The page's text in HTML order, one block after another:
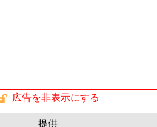
広告を非表示にする
提供